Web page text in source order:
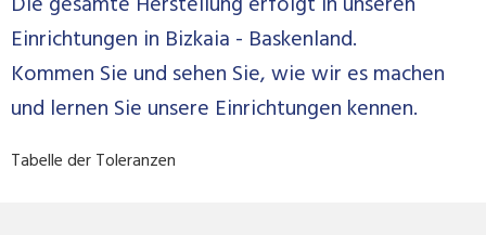
Einrichtungen in Bizkaia - Baskenland.
Kommen Sie und sehen Sie, wie wir es machen
und lernen Sie unsere Einrichtungen kennen.
Tabelle der Toleranzen